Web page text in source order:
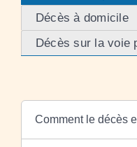
Décès à domicile
Décès sur la voie
Comment le décès